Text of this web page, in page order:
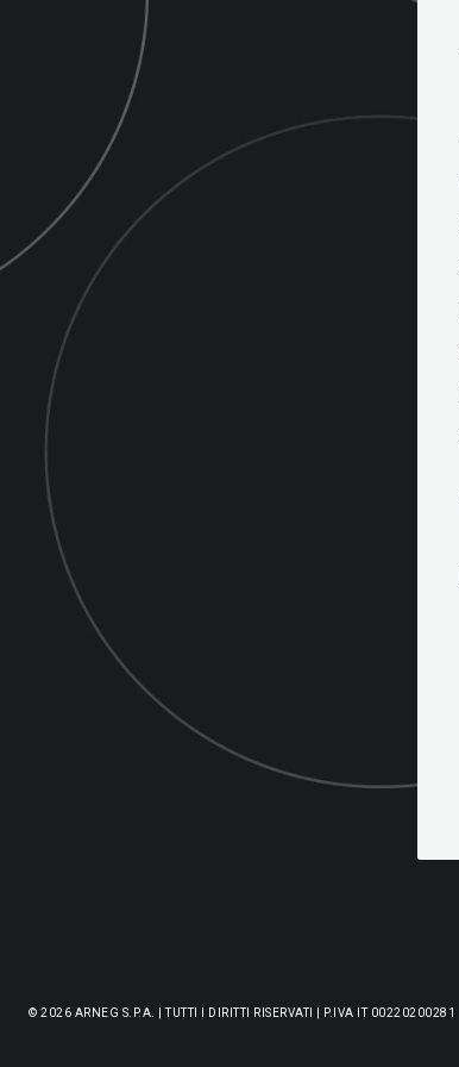
© 2026 ARNEG S.P.A. | TUTTI I DIRITTI RISERVATI | P.IVA IT 00220200281